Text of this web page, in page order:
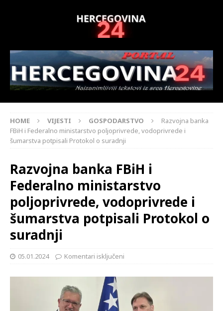
HOME VIJESTI GOSPODARSTVO
Razvojna banka
FBiH i Federalno ministarstvo poljoprivrede, vodoprivrede i
šumarstva potpisali Protokol o suradnji
Razvojna banka FBiH i
Federalno ministarstvo
poljoprivrede, vodoprivrede i
šumarstva potpisali Protokol o
suradnji
05.01.2024 Komentari isključeni